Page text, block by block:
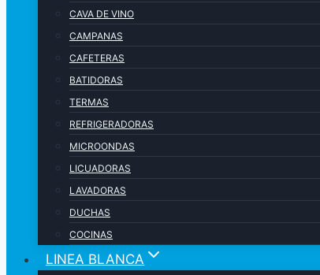
CAVA DE VINO
CAMPANAS
CAFETERAS
BATIDORAS
TERMAS
REFRIGERADORAS
MICROONDAS
LICUADORAS
LAVADORAS
DUCHAS
COCINAS
LINEA BLANCA